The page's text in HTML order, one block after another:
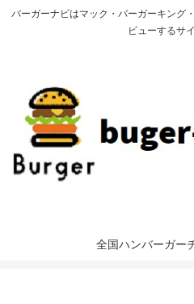
バーガーナビはマック・バーガーキング
ビューするサ
全国ハンバーガー